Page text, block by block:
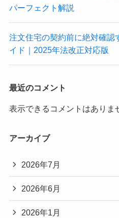
パーフェクト解説
注文住宅の契約前に絶対確認
イド｜2025年法改正対応版
最近のコメント
表示できるコメントはありま
アーカイブ
2026年7月
2026年6月
2026年1月